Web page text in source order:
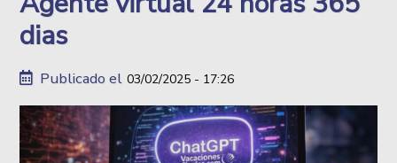
dias
Publicado el 03/02/2025 - 17:26